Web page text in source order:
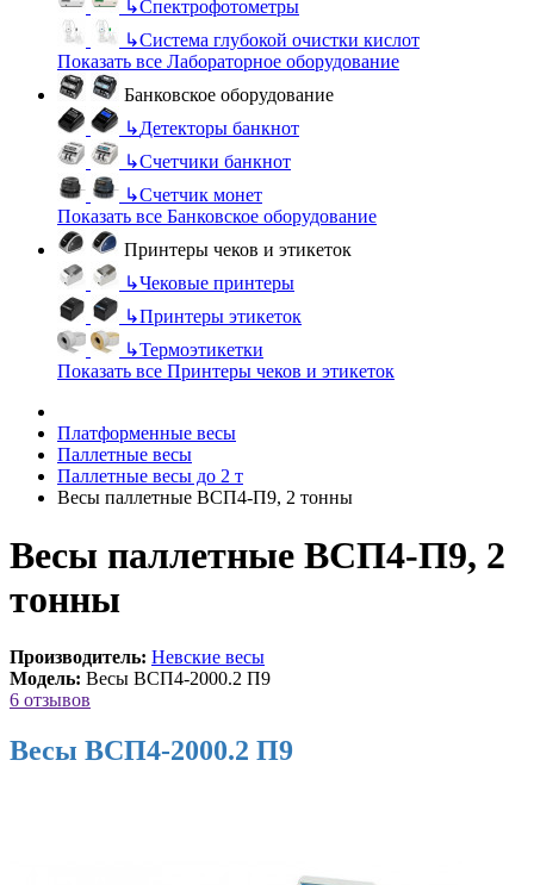
↳Спектрофотометры
↳Система глубокой очистки кислот
Показать все Лабораторное оборудование
Банковское оборудование
↳Детекторы банкнот
↳Счетчики банкнот
↳Счетчик монет
Показать все Банковское оборудование
Принтеры чеков и этикеток
↳Чековые принтеры
↳Принтеры этикеток
↳Термоэтикетки
Показать все Принтеры чеков и этикеток
Платформенные весы
Паллетные весы
Паллетные весы до 2 т
Весы паллетные ВСП4-П9, 2 тонны
Весы паллетные ВСП4-П9, 2
тонны
Производитель: Невские весы
Модель: Весы ВСП4-2000.2 П9
6 отзывов
Весы ВСП4-2000.2 П9